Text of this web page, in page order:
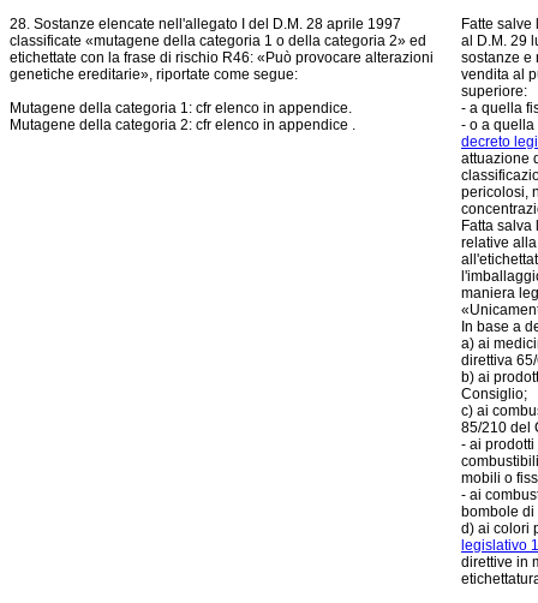
28. Sostanze elencate nell'allegato I del
D.M. 28 aprile 1997
classificate «mutagene della categoria 1 o della categoria 2» ed
etichettate con la frase di rischio R46: «Può provocare alterazioni
genetiche ereditarie», riportate come segue:
Fatte
al D.M. 29
sostanze e
vendita al
superiore:
Mutagene della categoria 1: cfr elenco in appendice.
- a quella
Mutagene della categoria 2: cfr elenco in appendice .
- o a quella
decreto
attuazione
pericolosi,
Fatta
relative
maniera
In base a
a) ai
direttiva
b) ai
Consiglio;
c) ai
85/210 del
- ai
mobili o
- ai
bombole
d) ai colori
legislativo
direttive in